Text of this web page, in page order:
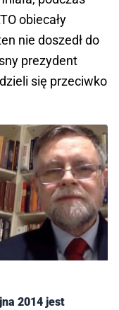
obiecały
nie doszedł do
prezydent
się przeciwko
2014 jest